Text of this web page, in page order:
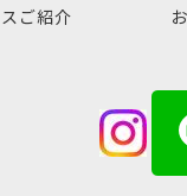
ご紹介